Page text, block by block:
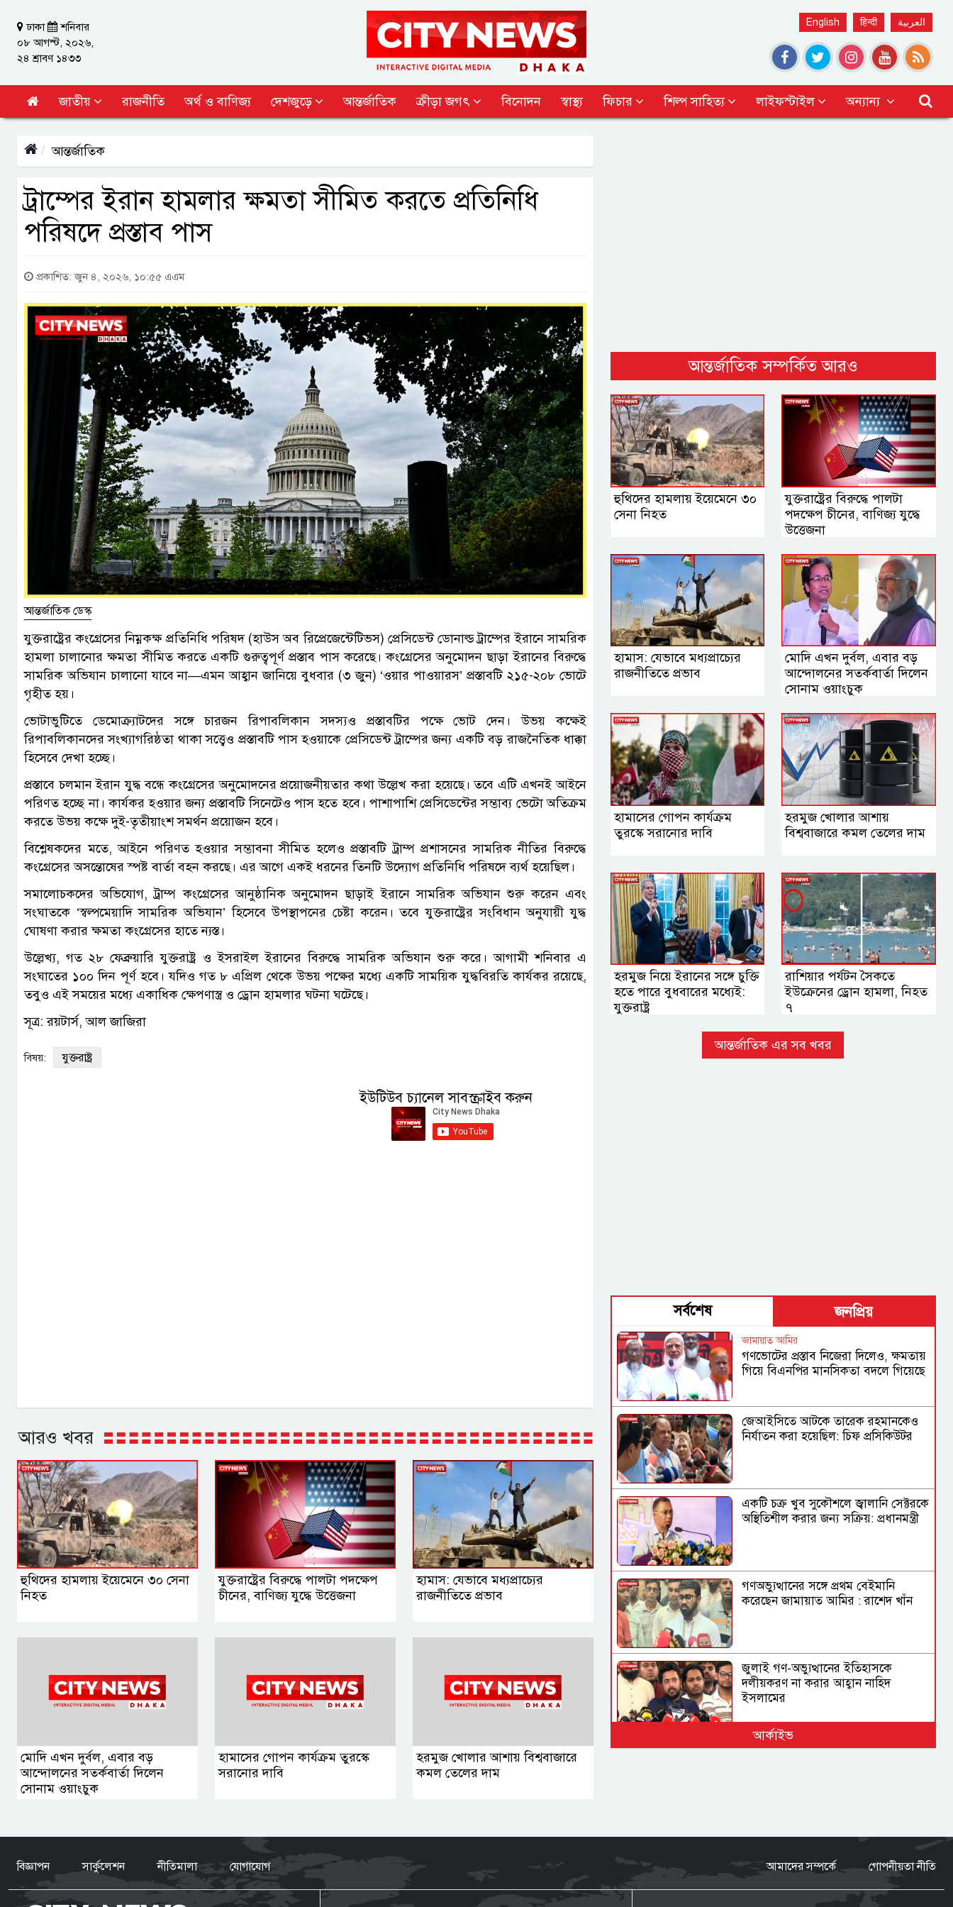
ঢাকা
শনিবার
০৮ আগস্ট, ২০২৬,
২৪ শ্রাবণ ১৪৩৩
English हिन्दी العربية
জাতীয় রাজনীতি অর্থ ও বাণিজ্য দেশজুড়ে আন্তর্জাতিক ক্রীড়া জগৎ বিনোদন স্বাস্থ্য ফিচার শিল্প সাহিত্য লাইফস্টাইল অন্যান্য
আন্তর্জাতিক
ট্রাম্পের ইরান হামলার ক্ষমতা সীমিত করতে প্রতিনিধি
পরিষদে প্রস্তাব পাস
প্রকাশিত: জুন ৪, ২০২৬, ১০:৫৫ এএম
আন্তর্জাতিক ডেস্ক
যুক্তরাষ্ট্রের কংগ্রেসের নিম্নকক্ষ প্রতিনিধি পরিষদ (হাউস অব রিপ্রেজেন্টেটিভস) প্রেসিডেন্ট ডোনাল্ড ট্রাম্পের ইরানে সামরিক
হামলা চালানোর ক্ষমতা সীমিত করতে একটি গুরুত্বপূর্ণ প্রস্তাব পাস করেছে। কংগ্রেসের অনুমোদন ছাড়া ইরানের বিরুদ্ধে
সামরিক অভিযান চালানো যাবে না—এমন আহ্বান জানিয়ে বুধবার (৩ জুন) ‘ওয়ার পাওয়ারস’ প্রস্তাবটি ২১৫-২০৮ ভোটে
গৃহীত হয়।
ভোটাভুটিতে ডেমোক্র্যাটদের সঙ্গে চারজন রিপাবলিকান সদস্যও প্রস্তাবটির পক্ষে ভোট দেন। উভয় কক্ষেই
রিপাবলিকানদের সংখ্যাগরিষ্ঠতা থাকা সত্ত্বেও প্রস্তাবটি পাস হওয়াকে প্রেসিডেন্ট ট্রাম্পের জন্য একটি বড় রাজনৈতিক ধাক্কা
হিসেবে দেখা হচ্ছে।
প্রস্তাবে চলমান ইরান যুদ্ধ বন্ধে কংগ্রেসের অনুমোদনের প্রয়োজনীয়তার কথা উল্লেখ করা হয়েছে। তবে এটি এখনই আইনে
পরিণত হচ্ছে না। কার্যকর হওয়ার জন্য প্রস্তাবটি সিনেটেও পাস হতে হবে। পাশাপাশি প্রেসিডেন্টের সম্ভাব্য ভেটো অতিক্রম
করতে উভয় কক্ষে দুই-তৃতীয়াংশ সমর্থন প্রয়োজন হবে।
বিশ্লেষকদের মতে, আইনে পরিণত হওয়ার সম্ভাবনা সীমিত হলেও প্রস্তাবটি ট্রাম্প প্রশাসনের সামরিক নীতির বিরুদ্ধে
কংগ্রেসের অসন্তোষের স্পষ্ট বার্তা বহন করছে। এর আগে একই ধরনের তিনটি উদ্যোগ প্রতিনিধি পরিষদে ব্যর্থ হয়েছিল।
সমালোচকদের অভিযোগ, ট্রাম্প কংগ্রেসের আনুষ্ঠানিক অনুমোদন ছাড়াই ইরানে সামরিক অভিযান শুরু করেন এবং
সংঘাতকে ‘স্বল্পমেয়াদি সামরিক অভিযান’ হিসেবে উপস্থাপনের চেষ্টা করেন। তবে যুক্তরাষ্ট্রের সংবিধান অনুযায়ী যুদ্ধ
ঘোষণা করার ক্ষমতা কংগ্রেসের হাতে ন্যস্ত।
উল্লেখ্য, গত ২৮ ফেব্রুয়ারি যুক্তরাষ্ট্র ও ইসরাইল ইরানের বিরুদ্ধে সামরিক অভিযান শুরু করে। আগামী শনিবার এ
সংঘাতের ১০০ দিন পূর্ণ হবে। যদিও গত ৮ এপ্রিল থেকে উভয় পক্ষের মধ্যে একটি সাময়িক যুদ্ধবিরতি কার্যকর রয়েছে,
তবুও এই সময়ের মধ্যে একাধিক ক্ষেপণাস্ত্র ও ড্রোন হামলার ঘটনা ঘটেছে।
সূত্র: রয়টার্স, আল জাজিরা
বিষয়: যুক্তরাষ্ট্র
ইউটিউব চ্যানেল সাবস্ক্রাইব করুন
আরও খবর
হুথিদের হামলায় ইয়েমেনে ৩০ সেনা
নিহত
যুক্তরাষ্ট্রের বিরুদ্ধে পালটা পদক্ষেপ
চীনের, বাণিজ্য যুদ্ধে ‍উত্তেজনা
হামাস: যেভাবে মধ্যপ্রাচ্যের
রাজনীতিতে প্রভাব
মোদি এখন দুর্বল, এবার বড়
আন্দোলনের সতর্কবার্তা দিলেন
সোনাম ওয়াংচুক
হামাসের গোপন কার্যক্রম তুরস্কে
সরানোর দাবি
হরমুজ খোলার আশায় বিশ্ববাজারে
কমল তেলের দাম
আন্তর্জাতিক সম্পর্কিত আরও
হুথিদের হামলায় ইয়েমেনে ৩০
সেনা নিহত
যুক্তরাষ্ট্রের বিরুদ্ধে পালটা
পদক্ষেপ চীনের, বাণিজ্য যুদ্ধে
‍উত্তেজনা
হামাস: যেভাবে মধ্যপ্রাচ্যের
রাজনীতিতে প্রভাব
মোদি এখন দুর্বল, এবার বড়
আন্দোলনের সতর্কবার্তা দিলেন
সোনাম ওয়াংচুক
হামাসের গোপন কার্যক্রম
তুরস্কে সরানোর দাবি
হরমুজ খোলার আশায়
বিশ্ববাজারে কমল তেলের দাম
হরমুজ নিয়ে ইরানের সঙ্গে চুক্তি
হতে পারে বুধবারের মধ্যেই:
যুক্তরাষ্ট্র
রাশিয়ার পর্যটন সৈকতে
ইউক্রেনের ড্রোন হামলা, নিহত
৭
আন্তর্জাতিক এর সব খবর
সর্বশেষ জনপ্রিয়
জামায়াত আমির
গণভোটের প্রস্তাব নিজেরা দিলেও, ক্ষমতায়
গিয়ে বিএনপির মানসিকতা বদলে গিয়েছে
জেআইসিতে আটকে তারেক রহমানকেও
নির্যাতন করা হয়েছিল: চিফ প্রসিকিউটর
একটি চক্র খুব সুকৌশলে জ্বালানি সেক্টরকে
অস্থিতিশীল করার জন্য সক্রিয়: প্রধানমন্ত্রী
গণঅভ্যুত্থানের সঙ্গে প্রথম বেইমানি
করেছেন জামায়াত আমির : রাশেদ খাঁন
জুলাই গণ-অভ্যুত্থানের ইতিহাসকে
দলীয়করণ না করার আহ্বান নাহিদ
ইসলামের
দেশে স্বর্ণের দামে বড় লাফ
আর্কাইভ
বিজ্ঞাপন সার্কুলেশন নীতিমালা যোগাযোগ আমাদের সম্পর্কে গোপনীয়তা নীতি